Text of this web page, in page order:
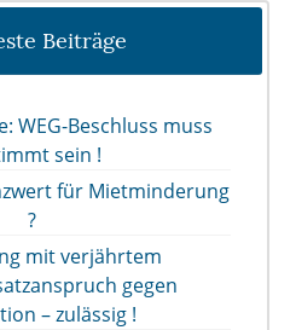
Beiträge
WEG-Beschluss muss
sein !
für Mietminderung
?
mit verjährtem
gegen
– zulässig !